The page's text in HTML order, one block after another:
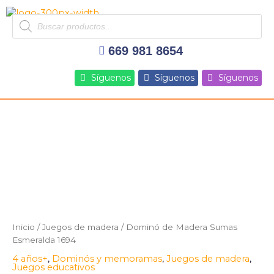
al
contenido
Products
search
669 981 8654
Síguenos Síguenos Síguenos
Inicio /Juegos de madera / Dominó de Madera Sumas
Esmeralda 1694
4 años+, Dominós y memoramas, Juegos de madera,
Juegos educativos